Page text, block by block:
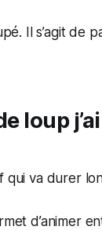
Il s’agit de
loup
qui va durer
d’animer